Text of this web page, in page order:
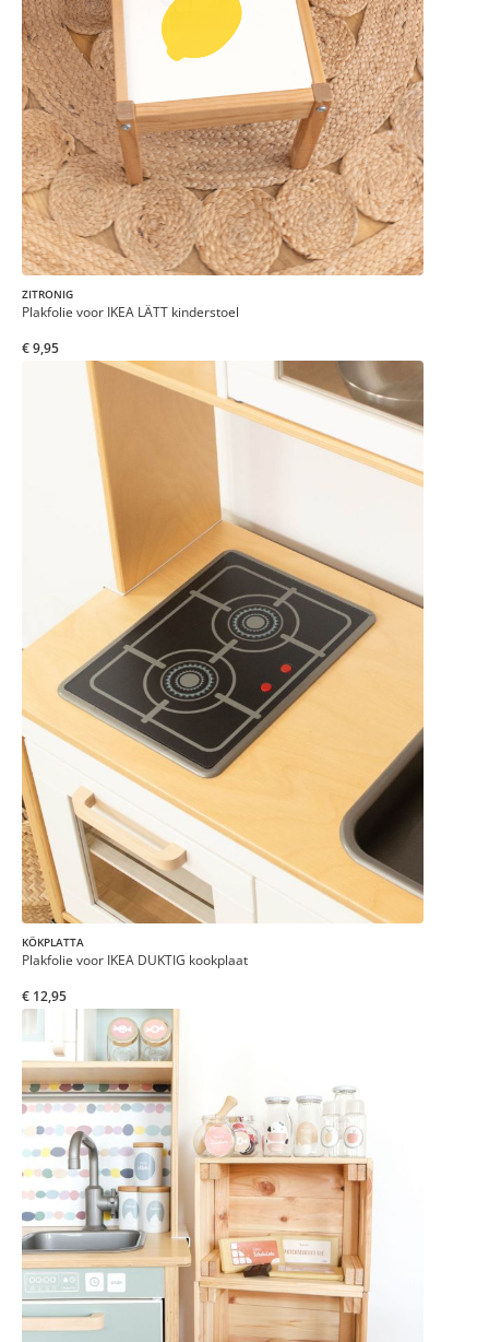
ZITRONIG
Plakfolie voor IKEA LÄTT kinderstoel
€ 9,95
KÖKPLATTA
Plakfolie voor IKEA DUKTIG kookplaat
€ 12,95